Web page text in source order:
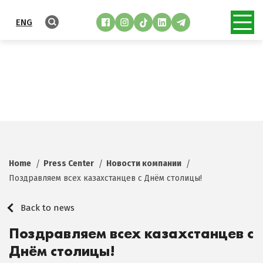
ENG
Home Press Center
Новости компании
Поздравляем всех казахстанцев с Днём столицы!
Back to news
Поздравляем всех казахстанцев с
Днём столицы!